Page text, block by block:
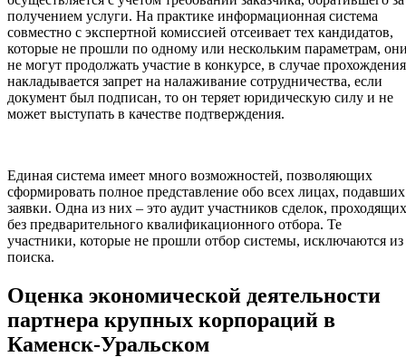
получением услуги. На практике информационная система
совместно с экспертной комиссией отсеивает тех кандидатов,
которые не прошли по одному или нескольким параметрам,
не могут продолжать участие в конкурсе, в случае прохождения
накладывается запрет на налаживание сотрудничества, если
документ был подписан, то он теряет юридическую силу и не
может выступать в качестве подтверждения.
Единая система имеет много возможностей, позволяющих
сформировать полное представление обо всех лицах, подавших
заявки. Одна из них – это аудит участников сделок, проходящих
без предварительного квалификационного отбора. Те
участники, которые не прошли отбор системы, исключаются из
поиска.
Оценка экономической деятельности
партнера крупных корпораций в
Каменск-Уральском